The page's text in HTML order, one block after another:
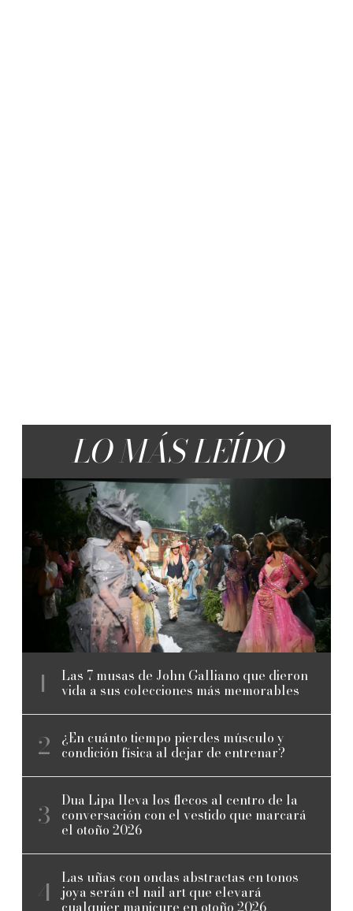
LO MÁS LEÍDO
Las 7 musas de John Galliano que dieron
vida a sus colecciones más memorables
¿En cuánto tiempo pierdes músculo y
condición física al dejar de entrenar?
Dua Lipa lleva los flecos al centro de la
conversación con el vestido que marcará
el otoño 2026
Las uñas con ondas abstractas en tonos
joya serán el nail art que elevará
cualquier manicure en otoño 2026